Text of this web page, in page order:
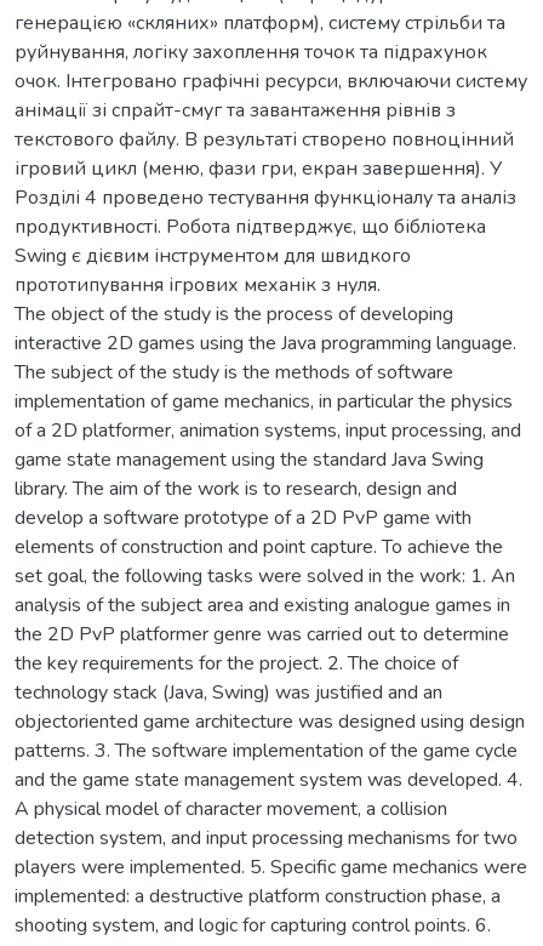
генерацією «скляних» платформ), систему стрільби та
руйнування, логіку захоплення точок та підрахунок
очок. Інтегровано графічні ресурси, включаючи систему
анімації зі спрайт-смуг та завантаження рівнів з
текстового файлу. В результаті створено повноцінний
ігровий цикл (меню, фази гри, екран завершення). У
Розділі 4 проведено тестування функціоналу та аналіз
продуктивності. Робота підтверджує, що бібліотека
Swing є дієвим інструментом для швидкого
прототипування ігрових механік з нуля.
The object of the study is the process of developing
interactive 2D games using the Java programming language.
The subject of the study is the methods of software
implementation of game mechanics, in particular the physics
of a 2D platformer, animation systems, input processing, and
game state management using the standard Java Swing
library. The aim of the work is to research, design and
develop a software prototype of a 2D PvP game with
elements of construction and point capture. To achieve the
set goal, the following tasks were solved in the work: 1. An
analysis of the subject area and existing analogue games in
the 2D PvP platformer genre was carried out to determine
the key requirements for the project. 2. The choice of
technology stack (Java, Swing) was justified and an
objectoriented game architecture was designed using design
patterns. 3. The software implementation of the game cycle
and the game state management system was developed. 4.
A physical model of character movement, a collision
detection system, and input processing mechanisms for two
players were implemented. 5. Specific game mechanics were
implemented: a destructive platform construction phase, a
shooting system, and logic for capturing control points. 6.